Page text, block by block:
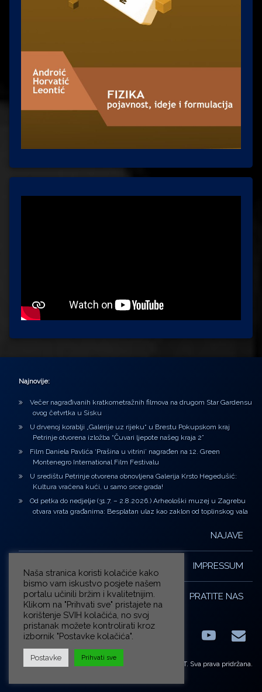
Najnovije:
Večer nagrađivanih kratkometražnih filmova na drugom Star Gardensu
ovog četvrtka u Sisku
U drvenoj korablji „Galerije uz rijeku“ u Brestu Pokupskom kraj
Petrinje otvorena izložba “Čuvari ljepote našeg kraja 2”
Film Daniela Pavlića ‘Prašina u vitrini’ nagrađen na 12. Green
Montenegro International Film Festivalu
U središtu Petrinje otvorena obnovljena Galerija Krsto Hegedušić:
Kultura vraćena kući, u samo srce grada!
Od petka do nedjelje (31.7. – 2.8.2026.) Arheološki muzej u Zagrebu
otvara vrata građanima: Besplatan ulaz kao zaklon od toplinskog vala
NAJAVE
IMPRESSUM
PRATITE NAS
FacebookLinkedIn E-
© ZG-KULT. Sva prava pridržana.
Naša stranica koristi kolačiće kako
bismo vam iskustvo posjete našem
portalu učinili bržim i kvalitetnijim.
Klikom na "Prihvati sve" pristajete na
korištenje SVIH kolačića, no svoj
pristanak možete kontrolirati kroz
izbornik "Postavke kolačića".
Postavke Prihvati sve